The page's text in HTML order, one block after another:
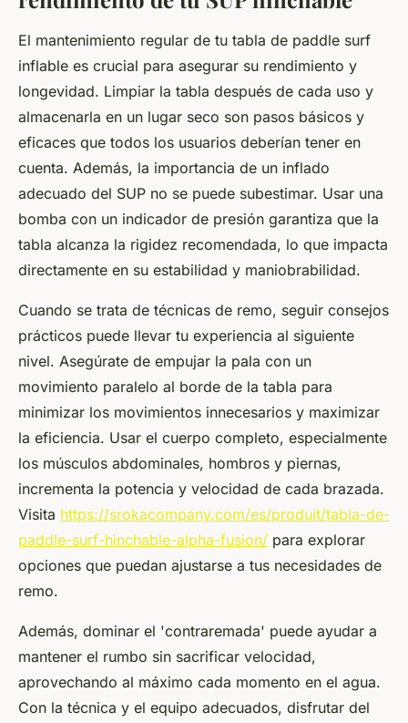
El mantenimiento regular de tu tabla de paddle surf
inflable es crucial para asegurar su rendimiento y
longevidad. Limpiar la tabla después de cada uso y
almacenarla en un lugar seco son pasos básicos y
eficaces que todos los usuarios deberían tener en
cuenta. Además, la importancia de un inflado
adecuado del SUP no se puede subestimar. Usar una
bomba con un indicador de presión garantiza que la
tabla alcanza la rigidez recomendada, lo que impacta
directamente en su estabilidad y maniobrabilidad.
Cuando se trata de técnicas de remo, seguir consejos
prácticos puede llevar tu experiencia al siguiente
nivel. Asegúrate de empujar la pala con un
movimiento paralelo al borde de la tabla para
minimizar los movimientos innecesarios y maximizar
la eficiencia. Usar el cuerpo completo, especialmente
los músculos abdominales, hombros y piernas,
incrementa la potencia y velocidad de cada brazada.
Visita https://srokacompany.com/es/produit/tabla-de-
paddle-surf-hinchable-alpha-fusion/ para explorar
opciones que puedan ajustarse a tus necesidades de
remo.
Además, dominar el 'contraremada' puede ayudar a
mantener el rumbo sin sacrificar velocidad,
aprovechando al máximo cada momento en el agua.
Con la técnica y el equipo adecuados, disfrutar del